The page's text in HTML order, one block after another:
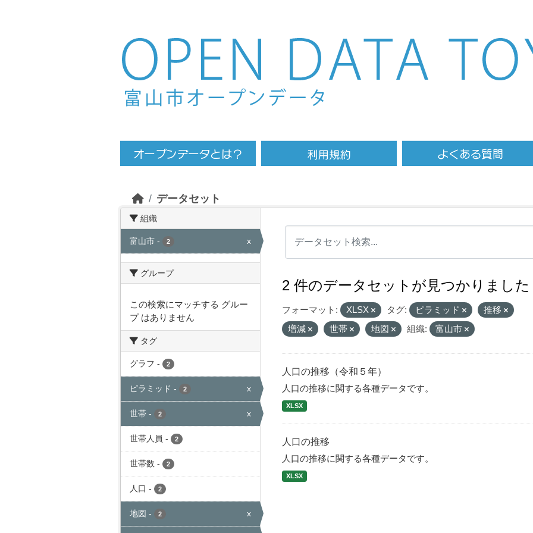
Skip to main content
データセット
組織
富山市 - 2 x
グループ
この検索にマッチする グルー
プ はありません
タグ
グラフ - 2
ピラミッド - 2 x
世帯 - 2 x
世帯人員 - 2
世帯数 - 2
人口 - 2
地図 - 2 x
2 件のデータセットが見つかりました
フォーマット: XLSX タグ: ピラミッド
推移
増減
世帯 地図 組織: 富山市
人口の推移（令和５年）
人口の推移に関する各種データです。
XLSX
人口の推移
人口の推移に関する各種データです。
XLSX